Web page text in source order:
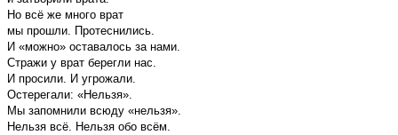
Но всё же много врат
мы прошли. Протеснились.
И «можно» оставалось за нами.
Стражи у врат берегли нас.
И просили. И угрожали.
Остерегали: «Нельзя».
Мы запомнили всюду «нельзя».
Нельзя всё. Нельзя обо всём.